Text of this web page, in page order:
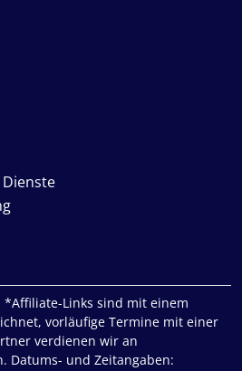
*Affiliate-Links sind mit einem
vorläufige Termine mit einer
verdienen wir an
Datums- und Zeitangaben: